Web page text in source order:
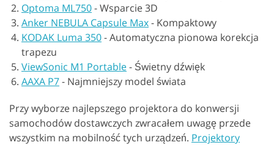
Optoma ML750-Wsparcie 3D
Anker NEBULA Capsule Max- Kompaktowy
KODAK Luma 350-Automatyczna pionowa korekcja
trapezu
ViewSonic M1 Portable- Świetny dźwięk
AAXA P7- Najmniejszy model świata
Przy wyborze najlepszego projektora do konwersji
samochodów dostawczych zwracałem uwagę przede
wszystkim na mobilność tych urządzeń. Projektory